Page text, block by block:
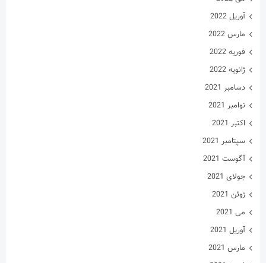
دسامبر 2021
نوامبر 2021
اکتبر 2021
سپتامبر 2021
آگوست 2021
جولای 2021
ژوئن 2021
آوریل 2021
مارس 2021
فوریه 2021
ژانویه 2021
دسامبر 2020
نوامبر 2020
اکتبر 2020